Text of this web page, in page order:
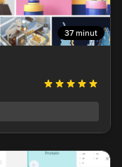
37 minut